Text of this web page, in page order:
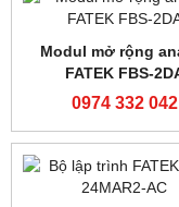
PWS6A00T-P
0974 332 042